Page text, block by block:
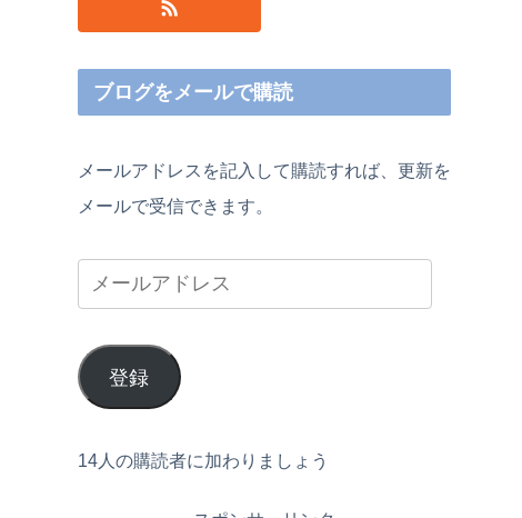
ブログをメールで購読
メールアドレスを記入して購読すれば、更新を
メールで受信できます。
登録
14人の購読者に加わりましょう